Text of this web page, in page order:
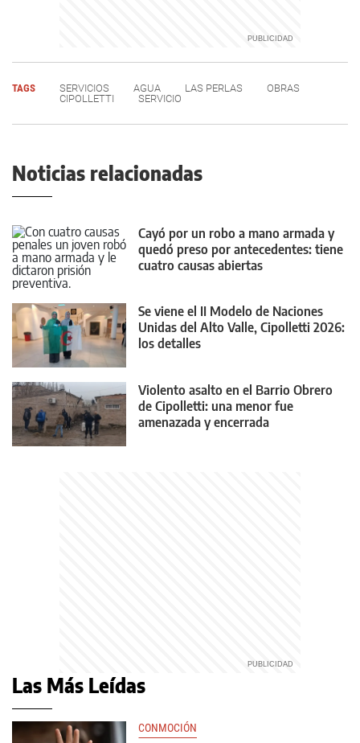
TAGS SERVICIOS AGUA LAS PERLAS
OBRAS
CIPOLLETTI
SERVICIO
Noticias relacionadas
Cayó por un robo a mano armada y
quedó preso por antecedentes: tiene
cuatro causas abiertas
Se viene el II Modelo de Naciones
Unidas del Alto Valle, Cipolletti 2026:
los detalles
Violento asalto en el Barrio Obrero
de Cipolletti: una menor fue
amenazada y encerrada
Las Más Leídas
CONMOCIÓN